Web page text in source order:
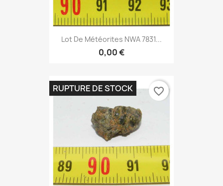
Lot De Météorites NWA 7831...
0,00 €
RUPTURE DE STOCK favorite_border